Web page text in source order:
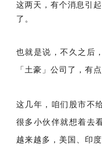
这两天，有个消息引
了。
也就是说，不久之后
「土豪」公司了，有
这几年，咱们股市不
很多小伙伴就想着去
越来越多，美国、印